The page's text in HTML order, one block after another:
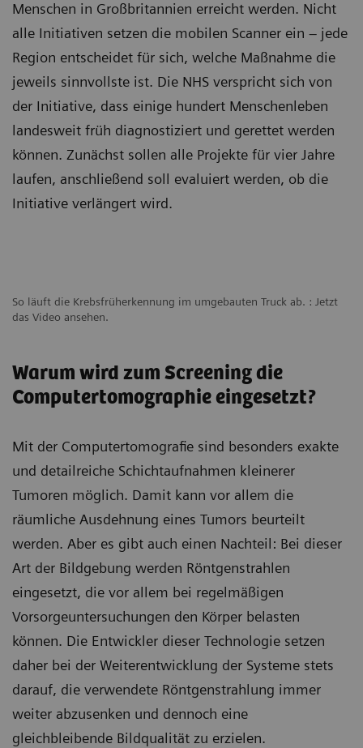
Menschen in Großbritannien erreicht werden. Nicht
alle Initiativen setzen die mobilen Scanner ein – jede
Region entscheidet für sich, welche Maßnahme die
jeweils sinnvollste ist. Die NHS verspricht sich von
der Initiative, dass einige hundert Menschenleben
landesweit früh diagnostiziert und gerettet werden
können. Zunächst sollen alle Projekte für vier Jahre
laufen, anschließend soll evaluiert werden, ob die
Initiative verlängert wird.
So läuft die Krebsfrüherkennung im umgebauten Truck ab. : Jetzt
das Video ansehen.
Warum wird zum Screening die
Computertomographie eingesetzt?
Mit der Computertomografie sind besonders exakte
und detailreiche Schichtaufnahmen kleinerer
Tumoren möglich. Damit kann vor allem die
räumliche Ausdehnung eines Tumors beurteilt
werden. Aber es gibt auch einen Nachteil: Bei dieser
Art der Bildgebung werden Röntgenstrahlen
eingesetzt, die vor allem bei regelmäßigen
Vorsorgeuntersuchungen den Körper belasten
können. Die Entwickler dieser Technologie setzen
daher bei der Weiterentwicklung der Systeme stets
darauf, die verwendete Röntgenstrahlung immer
weiter abzusenken und dennoch eine
gleichbleibende Bildqualität zu erzielen.